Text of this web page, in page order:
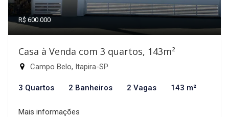
R$ 600.000
Casa à Venda com 3 quartos, 143m²
Campo Belo, Itapira-SP
3 Quartos 2 Banheiros 2 Vagas 143 m²
Mais informações